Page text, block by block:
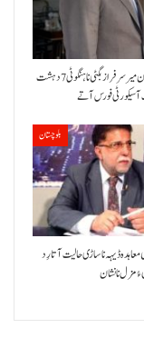
وزیراعلیٰ بلوچستان میر سرفراز بگٹی نا ہنگو ٹی 7 دہشت
بلوچستان
معاہدہ ڈیہہ نا ساڑی حالیت آتا رِد